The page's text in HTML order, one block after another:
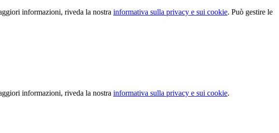
informazioni, riveda la nostra informativa sulla privacy e sui cookie. Può gestire le
informazioni, riveda la nostra informativa sulla privacy e sui cookie.